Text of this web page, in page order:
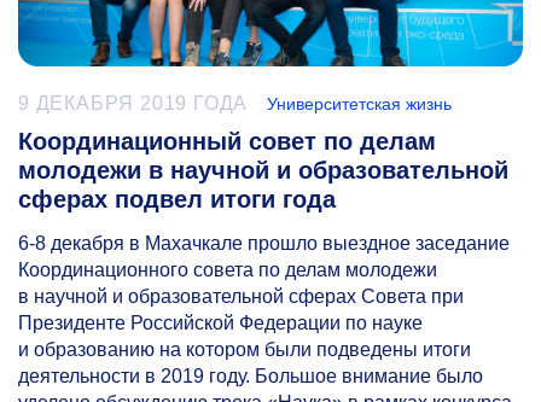
9 ДЕКАБРЯ 2019 ГОДА Университетская жизнь
Координационный совет по делам
молодежи в научной и образовательной
сферах подвел итоги года
6-8 декабря в Махачкале прошло выездное заседание
Координационного совета по делам молодежи
в научной и образовательной сферах Совета при
Президенте Российской Федерации по науке
и образованию на котором были подведены итоги
деятельности в 2019 году. Большое внимание было